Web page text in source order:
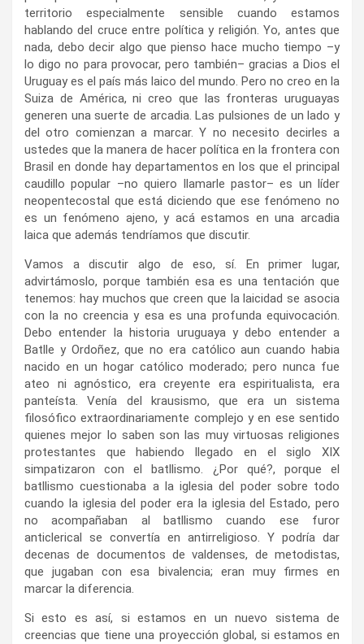
territorio especialmente sensible cuando estamos
hablando del cruce entre política y religión. Yo, antes que
nada, debo decir algo que pienso hace mucho tiempo –y
lo digo no para provocar, pero también– gracias a Dios el
Uruguay es el país más laico del mundo. Pero no creo en la
Suiza de América, ni creo que las fronteras uruguayas
generen una suerte de arcadia. Las pulsiones de un lado y
del otro comienzan a marcar. Y no necesito decirles a
ustedes que la manera de hacer política en la frontera con
Brasil en donde hay departamentos en los que el principal
caudillo popular –no quiero llamarle pastor– es un líder
neopentecostal que está diciendo que ese fenómeno no
es un fenómeno ajeno, y acá estamos en una arcadia
laica que además tendríamos que discutir.
Vamos a discutir algo de eso, sí. En primer lugar,
advirtámoslo, porque también esa es una tentación que
tenemos: hay muchos que creen que la laicidad se asocia
con la no creencia y esa es una profunda equivocación.
Debo entender la historia uruguaya y debo entender a
Batlle y Ordoñez, que no era católico aun cuando habia
nacido en un hogar católico moderado; pero nunca fue
ateo ni agnóstico, era creyente era espiritualista, era
panteísta. Venía del krausismo, que era un sistema
filosófico extraordinariamente complejo y en ese sentido
quienes mejor lo saben son las muy virtuosas religiones
protestantes que habiendo llegado en el siglo XIX
simpatizaron con el batllismo. ¿Por qué?, porque el
batllismo cuestionaba a la iglesia del poder sobre todo
cuando la iglesia del poder era la iglesia del Estado, pero
no acompañaban al batllismo cuando ese furor
anticlerical se convertía en antirreligioso. Y podría dar
decenas de documentos de valdenses, de metodistas,
que jugaban con esa bivalencia; eran muy firmes en
marcar la diferencia.
Si esto es así, si estamos en un nuevo sistema de
creencias que tiene una proyección global, si estamos en